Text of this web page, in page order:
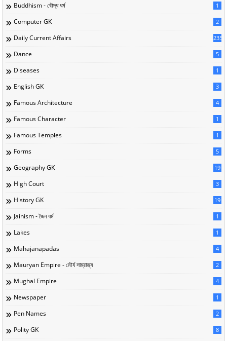
Buddhism - বৌদ্ধ ধর্ম 1
Computer GK 2
Daily Current Affairs 235
Dance 5
Diseases 1
English GK 3
Famous Architecture 4
Famous Character 1
Famous Temples 1
Forms 5
Geography GK 19
High Court 3
History GK 19
Jainism - জৈন ধর্ম 1
Lakes 1
Mahajanapadas 4
Mauryan Empire - মৌর্য সাম্রাজ্য 2
Mughal Empire 4
Newspaper 1
Pen Names 2
Polity GK 8